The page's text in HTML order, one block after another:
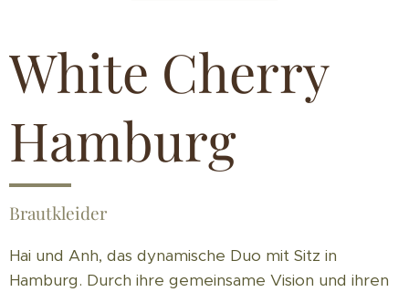
White Cherry
Hamburg
Brautkleider
Hai und Anh, das dynamische Duo mit Sitz in
Hamburg. Durch ihre gemeinsame Vision und ihren